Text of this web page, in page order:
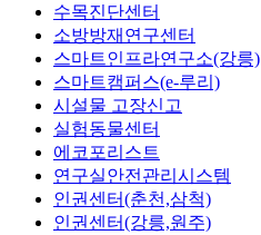
수목진단센터
소방방재연구센터
스마트인프라연구소(강릉)
스마트캠퍼스(e-루리)
시설물 고장신고
실험동물센터
에코포리스트
연구실안전관리시스템
인권센터(춘천,삼척)
인권센터(강릉,원주)